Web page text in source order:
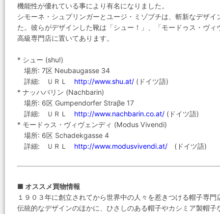
機能性が優れている事により有名になりました。
シモーネ・シュプリンガーとユージ・ミゾブチは、斬新なデザ
た。彼らがデザインした靴は「シュー！」、「モードゥス・ヴ
高級専門店に置いてあります。
* シュー (shu!)
場所: 7区 Neubaugasse 34
詳細: ＵＲＬ http://www.shu.at/ (ドイツ語)
* ナッハバリン (Nachbarin)
場所: 6区 Gumpendorfer Straβe 17
詳細: ＵＲＬ http://www.nachbarin.co.at/ (ドイツ語)
* モードゥス・ヴィヴェンディ (Modus Vivendi)
場所: 6区 Schadekgasse 4
詳細: ＵＲＬ http://www.modusvivendi.at/ (ドイツ語)
■ オススメ買物情報
１９０３年に創立されてから世界中の人々を惹きつける帽子専
伝統的なデザインのほかに、ひさしのある帽子やカシミア製帽